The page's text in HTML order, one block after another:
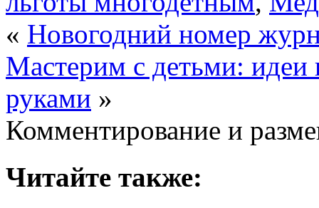
« Новогодний номер
Мастерим с детьми: идеи
руками »
Комментирование и
Читайте также: